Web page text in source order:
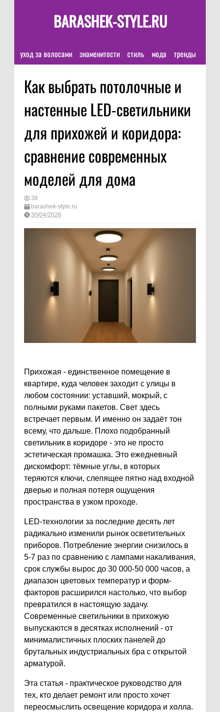
BARASHEK-STYLE.RU
уход за волосами знаменитости стиль мода тренды
Как выбрать потолочные и
настенные LED-светильники
для прихожей и коридора:
сравнение современных
моделей для дома
38
barashek-style.ru
30/04/2026
Прихожая - единственное помещение в
квартире, куда человек заходит с улицы в
любом состоянии: уставший, мокрый, с
полными руками пакетов. Свет здесь
встречает первым. И именно он задаёт тон
всему, что дальше. Плохо подобранный
светильник в коридоре - это не просто
эстетическая промашка. Это ежедневный
дискомфорт: тёмные углы, в которых
теряются ключи, слепящее пятно над входной
дверью и полная потеря ощущения
пространства в узком проходе.
LED-технологии за последние десять лет
радикально изменили рынок осветительных
приборов. Потребление энергии снизилось в
5-7 раз по сравнению с лампами накаливания,
срок службы вырос до 30 000-50 000 часов, а
диапазон цветовых температур и форм-
факторов расширился настолько, что выбор
превратился в настоящую задачу.
Современные светильники в прихожую
выпускаются в десятках исполнений - от
минималистичных плоских панелей до
брутальных индустриальных бра с открытой
арматурой.
Эта статья - практическое руководство для
тех, кто делает ремонт или просто хочет
переосмыслить освещение коридора и холла.